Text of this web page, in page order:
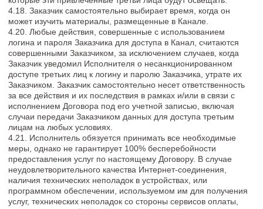
вычетом фактически понесенных Исполнителем расходов,
которые определяются по формуле:
ФП=СОП/кол-во дней*Д, где:
ФП – фактически понесенные расходы,
СОП- стоимость оплаченной подписки,
Кол-во дней – количество дней оплаченной подписки,
Д- количество дней, когда доступ к Каналу был предоставлен.
6.5. Если Заказчик по причинам, не зависящим от
Исполнителя, не использовал доступ к Каналу, где
размещены материалы, по окончании оплаченного периода
подписки, Услуги считаются оказанными надлежащим
образом, и оплаченные Исполнителем денежные средства
возврату не подлежат.
7. ОТВЕТСТВЕННОСТЬ СТОРОН. ПОРЯДОК
РАСТОРЖЕНИЯ ДОГОВОРА
7.1. Стороны несут ответственность за неисполнение или
ненадлежащее исполнение своих обязательств по Договору
в соответствии с Договором и законодательством России.
7.2. Договор может быть расторгнут по соглашению Сторон, а
также в одностороннем порядке по письменному требованию
одной из Сторон по основаниям, предусмотренным
Договором и законодательством.
7.3. Расторжение Договора в одностороннем порядке
производится только по письменному требованию Сторон.
Заказчик вправе расторгнуть Договор в одностороннем
порядке только при условии полной оплаты Исполнителю